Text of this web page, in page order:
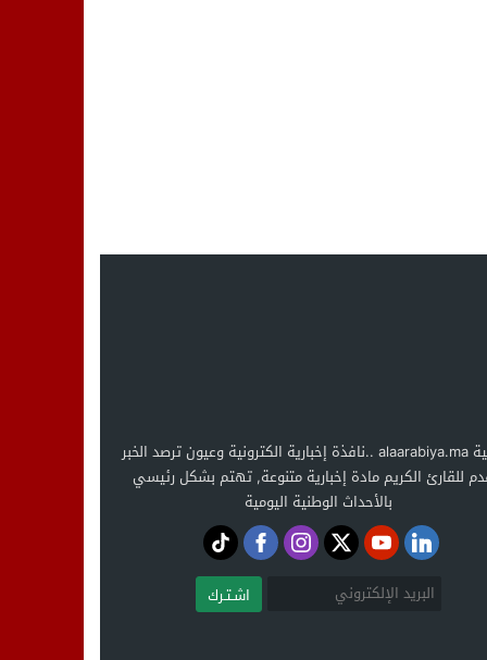
العربية alaarabiya.ma ..نافذة إخبارية الكترونية وعيون ترصد الخبر
للقارئ الكريم مادة إخبارية متنوعة, تهتم بشكل رئيسي
بالأحداث الوطنية اليومية
اشـتـرك